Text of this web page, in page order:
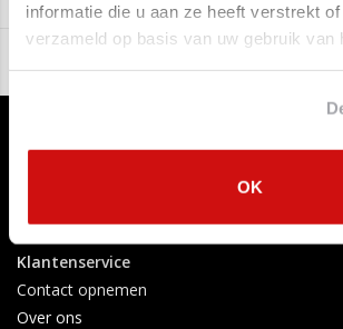
informatie die u aan ze heeft verstrekt
verzameld op basis van uw gebruik van
OK
Klantenservice
Contact opnemen
Over ons